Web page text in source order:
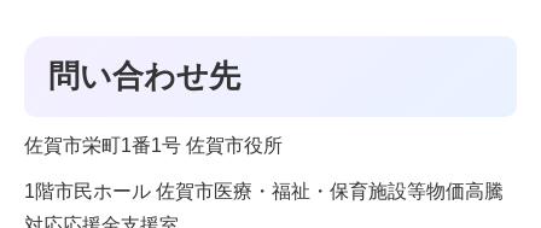
問い合わせ先
佐賀市栄町1番1号 佐賀市役所
1階市民ホール 佐賀市医療・福祉・保育施設等物価高騰